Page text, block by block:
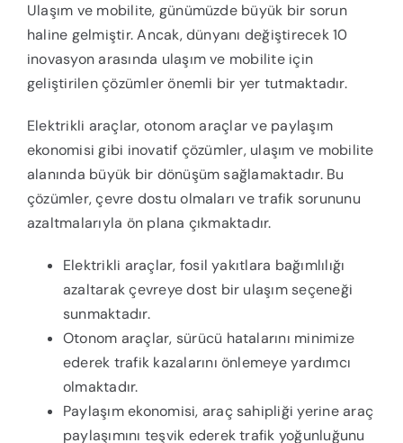
Ulaşım ve mobilite, günümüzde büyük bir sorun
haline gelmiştir. Ancak, dünyanı değiştirecek 10
inovasyon arasında ulaşım ve mobilite için
geliştirilen çözümler önemli bir yer tutmaktadır.
Elektrikli araçlar, otonom araçlar ve paylaşım
ekonomisi gibi inovatif çözümler, ulaşım ve mobilite
alanında büyük bir dönüşüm sağlamaktadır. Bu
çözümler, çevre dostu olmaları ve trafik sorununu
azaltmalarıyla ön plana çıkmaktadır.
Elektrikli araçlar, fosil yakıtlara bağımlılığı
azaltarak çevreye dost bir ulaşım seçeneği
sunmaktadır.
Otonom araçlar, sürücü hatalarını minimize
ederek trafik kazalarını önlemeye yardımcı
olmaktadır.
Paylaşım ekonomisi, araç sahipliği yerine araç
paylaşımını teşvik ederek trafik yoğunluğunu